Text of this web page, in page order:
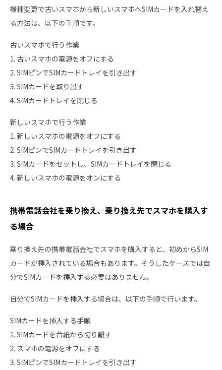
機種変更で古いスマホから新しいスマホへSIMカードを入れ替え
る方法は、以下の手順です。
古いスマホで行う作業
1. 古いスマホの電源をオフにする
2. SIMピンでSIMカードトレイを引き出す
3. SIMカードを取り出す
4. SIMカードトレイを閉じる
新しいスマホで行う作業
1. 新しいスマホの電源をオフにする
2. SIMピンでSIMカードトレイを引き出す
3. SIMカードをセットし、SIMカードトレイを閉じる
4. 新しいスマホの電源をオンにする
携帯電話会社を乗り換え、乗り換え先でスマホを購入す
る場合
乗り換え先の携帯電話会社でスマホを購入すると、初めからSIM
カードが挿入されている場合もあります。そうしたケースでは自
分でSIMカードを挿入する必要はありません。
自分でSIMカードを挿入する場合は、以下の手順で行います。
SIMカードを挿入する手順
1. SIMカードを台紙から切り離す
2. スマホの電源をオフにする
3. SIMピンでSIMカードトレイを引き出す